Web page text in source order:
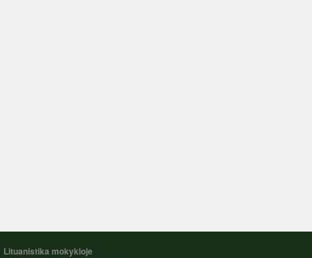
Lituanistika mokykloje